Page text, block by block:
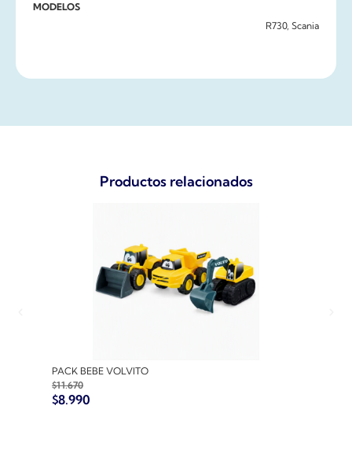
MODELOS
R730, Scania
Productos relacionados
PACK BEBE VOLVITO
$11.670
$8.990